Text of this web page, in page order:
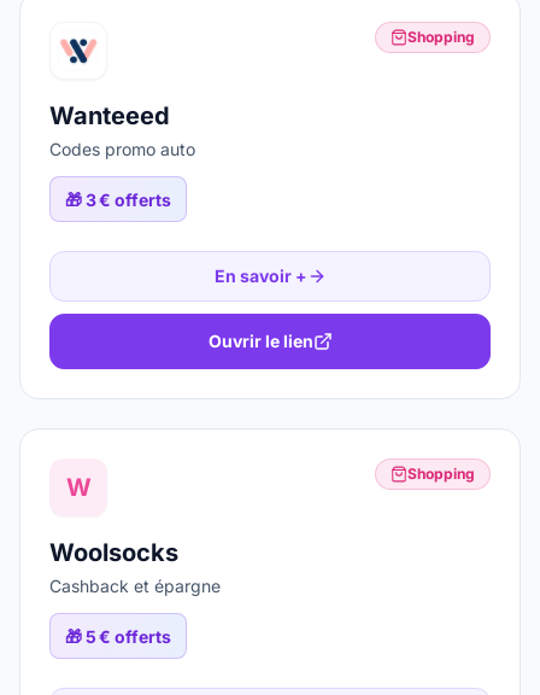
Shopping
Wanteeed
Codes promo auto
🎁3 € offerts
En savoir +
Ouvrir le lien
W Shopping
Woolsocks
Cashback et épargne
🎁5 € offerts